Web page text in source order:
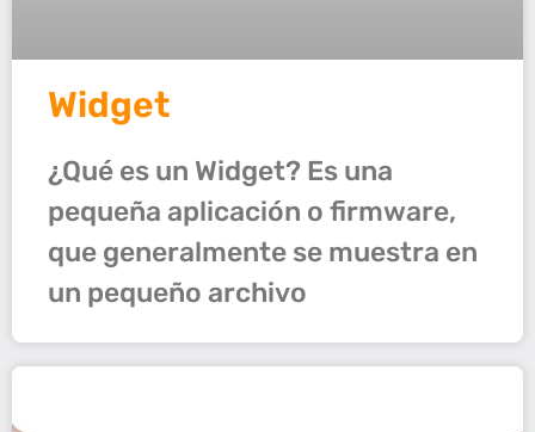
Widget
¿Qué es un Widget? Es una
pequeña aplicación o firmware,
que generalmente se muestra en
un pequeño archivo